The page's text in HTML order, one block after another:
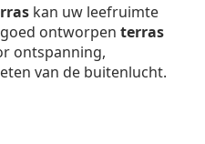
kan uw leefruimte
ontworpen terras
ontspanning,
van de buitenlucht.